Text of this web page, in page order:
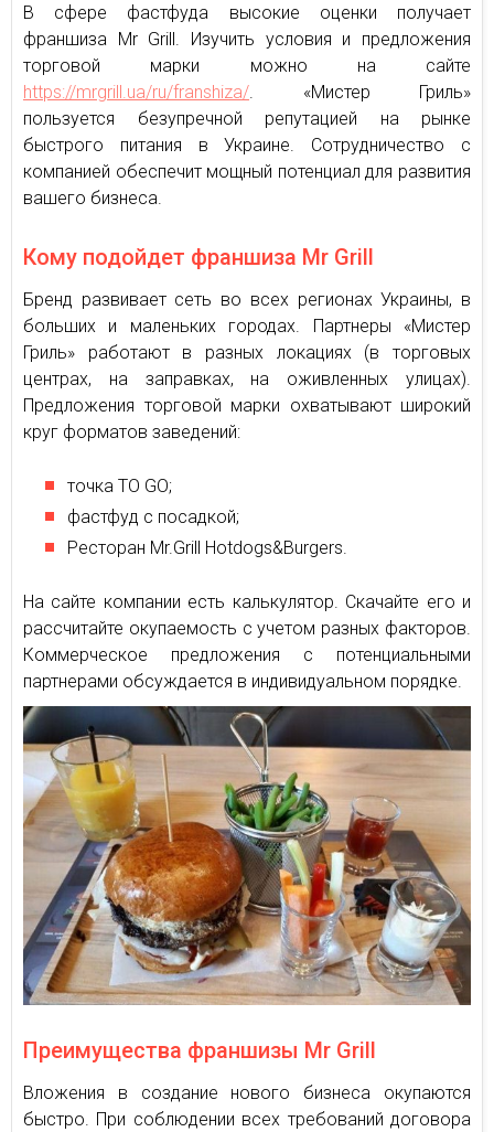
В сфере фастфуда высокие оценки получает
франшиза Mr Grill. Изучить условия и предложения
торговой марки можно на сайте
https://mrgrill.ua/ru/franshiza/. «‎Мистер Гриль»
пользуется безупречной репутацией на рынке
быстрого питания в Украине. Сотрудничество с
компанией обеспечит мощный потенциал для развития
вашего бизнеса.
Кому подойдет франшиза Mr Grill
Бренд развивает сеть во всех регионах Украины, в
больших и маленьких городах. Партнеры «‎Мистер
Гриль» работают в разных локациях (в торговых
центрах, на заправках, на оживленных улицах).
Предложения торговой марки охватывают широкий
круг форматов заведений:
точка TO GO;
фастфуд с посадкой;
Ресторан Mr.Grill Hotdogs&Burgers.
На сайте компании есть калькулятор. Скачайте его и
рассчитайте окупаемость с учетом разных факторов.
Коммерческое предложения с потенциальными
партнерами обсуждается в индивидуальном порядке.
Преимущества франшизы Mr Grill
Вложения в создание нового бизнеса окупаются
быстро. При соблюдении всех требований договора